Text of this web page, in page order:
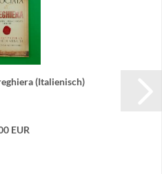
(Ita­lie­nisch)
EUR